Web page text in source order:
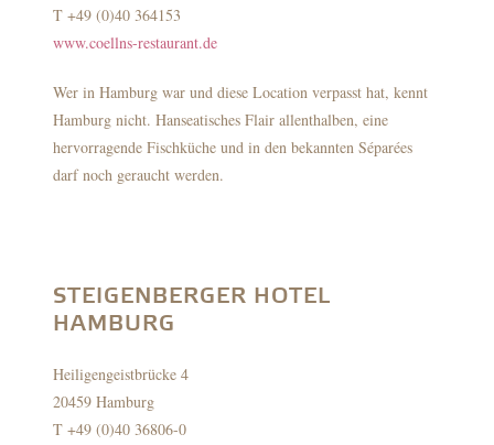
T +49 (0)40 364153
www.coellns-restaurant.de
Wer in Hamburg war und diese Location verpasst hat, kennt
Hamburg nicht. Hanseatisches Flair allenthalben, eine
hervorragende Fischküche und in den bekannten Séparées
darf noch geraucht werden.
STEIGENBERGER HOTEL
HAMBURG
Heiligengeistbrücke 4
20459 Hamburg
T +49 (0)40 36806-0